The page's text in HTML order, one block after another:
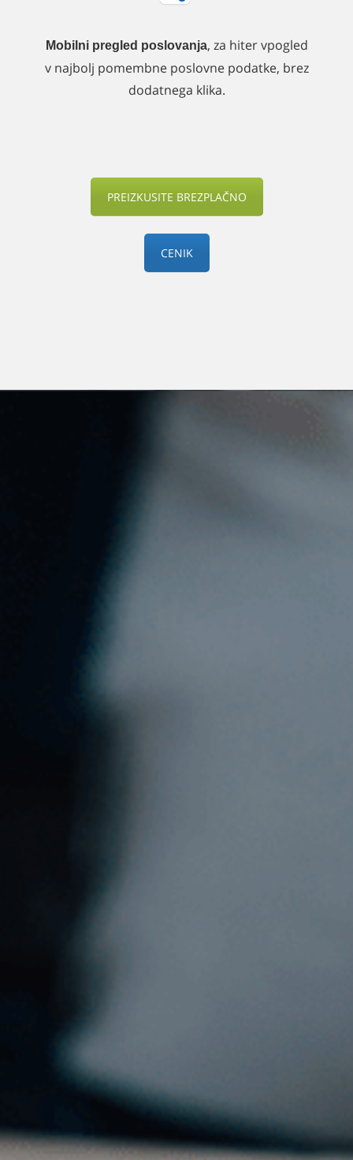
Mobilni pregled poslovanja, za hiter vpogled
v najbolj pomembne poslovne podatke, brez
dodatnega klika.
PREIZKUSITE BREZPLAČNO
CENIK